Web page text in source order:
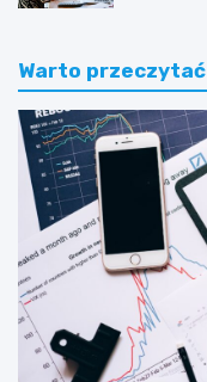
Warto przeczytać